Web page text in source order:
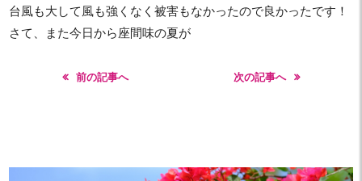
台風も大して風も強くなく被害もなかったので良かったです！
さて、また今日から座間味の夏が
前の記事へ 次の記事へ